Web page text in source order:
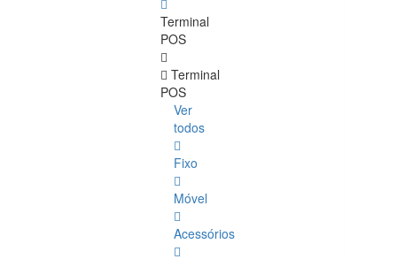
Terminal
POS
Terminal
POS
Ver
todos
Fixo
Móvel
Acessórios